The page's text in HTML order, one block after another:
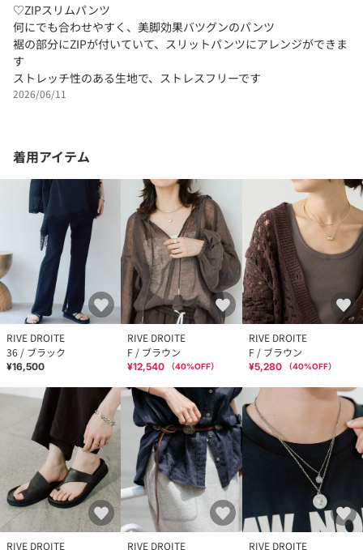
♡ZIPスリムパンツ
何にでも合わせやすく、美脚効果バツグンのパンツ
裾の部分にZIPが付いていて、スリットパンツにアレンジができま
す
ストレッチ性のある生地で、ストレスフリーです
2026/06/11
着用アイテム
RIVE DROITE
36 / ブラック
¥16,500
RIVE DROITE
F / ブラウン
¥12,540 （40%OFF）
RIVE DROITE
F / ブラウン
¥5,280 （40%OFF）
RIVE DROITE RIVE DROITE RIVE DROITE